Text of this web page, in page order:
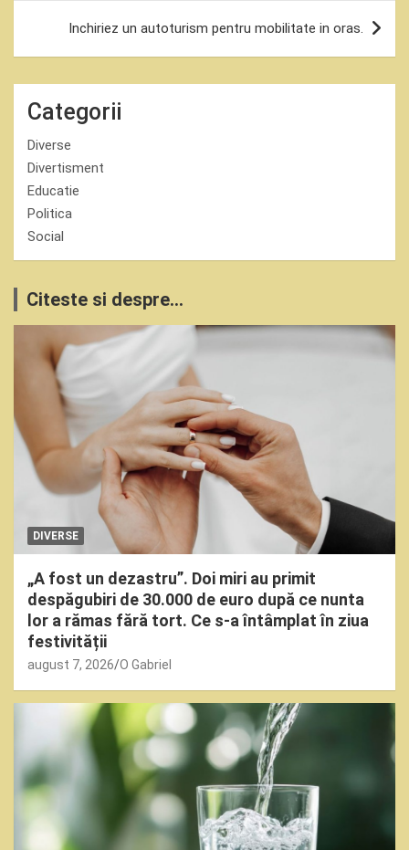
articoleInchiriez un autoturism pentru mobilitate in oras.
Categorii
Diverse
Divertisment
Educatie
Politica
Social
Citeste si despre...
DIVERSE
„A fost un dezastru”. Doi miri au primit
despăgubiri de 30.000 de euro după ce nunta
lor a rămas fără tort. Ce s-a întâmplat în ziua
festivității
august 7, 2026 O Gabriel